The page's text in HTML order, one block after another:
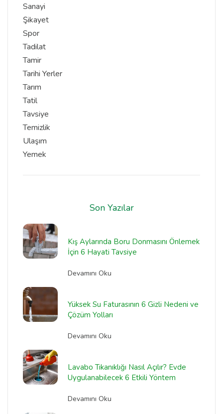
Sanayi
Şikayet
Spor
Tadilat
Tamir
Tarihi Yerler
Tarım
Tatil
Tavsiye
Temizlik
Ulaşım
Yemek
Son Yazılar
Kış Aylarında Boru Donmasını Önlemek
İçin 6 Hayati Tavsiye
Devamını Oku
Yüksek Su Faturasının 6 Gizli Nedeni ve
Çözüm Yolları
Devamını Oku
Lavabo Tıkanıklığı Nasıl Açılır? Evde
Uygulanabilecek 6 Etkili Yöntem
Devamını Oku